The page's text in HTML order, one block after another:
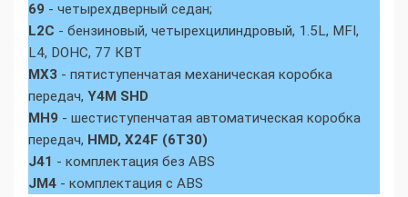
69 - четырехдверный седан;
L2C - бензиновый, четырехцилиндровый, 1.5L, MFI,
L4, DOHC, 77 КВТ
MX3 - пятиступенчатая механическая коробка
передач, Y4M SHD
MH9 - шестиступенчатая автоматическая коробка
передач, HMD, X24F (6T30)
J41 - комплектация без ABS
JM4 - комплектация с ABS